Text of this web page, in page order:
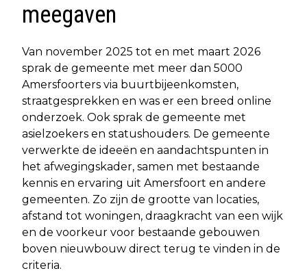
meegaven
Van november 2025 tot en met maart 2026
sprak de gemeente met meer dan 5000
Amersfoorters via buurtbijeenkomsten,
straatgesprekken en was er een breed online
onderzoek. Ook sprak de gemeente met
asielzoekers en statushouders. De gemeente
verwerkte de ideeën en aandachtspunten in
het afwegingskader, samen met bestaande
kennis en ervaring uit Amersfoort en andere
gemeenten. Zo zijn de grootte van locaties,
afstand tot woningen, draagkracht van een wijk
en de voorkeur voor bestaande gebouwen
boven nieuwbouw direct terug te vinden in de
criteria.